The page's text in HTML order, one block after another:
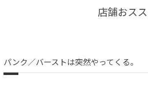
店舗おス
パンク／バーストは突然やってくる。